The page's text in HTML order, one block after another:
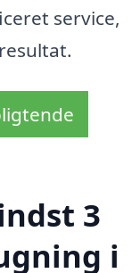
service,
3
i